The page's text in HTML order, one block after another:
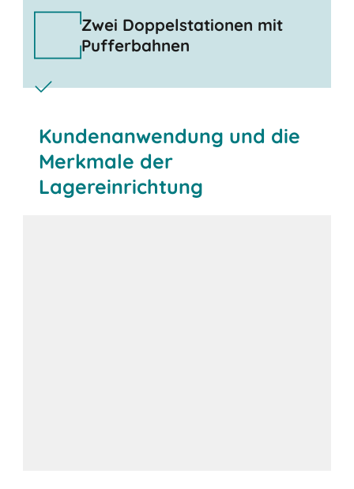
Zwei Doppelstationen mit
Pufferbahnen
Kundenanwendung und die
Merkmale der
Lagereinrichtung